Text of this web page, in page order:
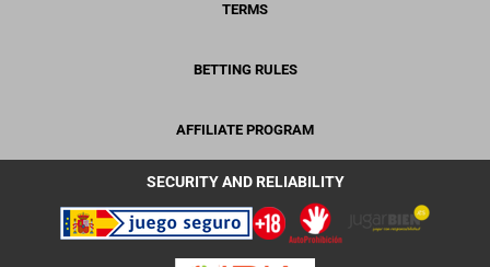
TERMS
BETTING RULES
AFFILIATE PROGRAM
SECURITY AND RELIABILITY